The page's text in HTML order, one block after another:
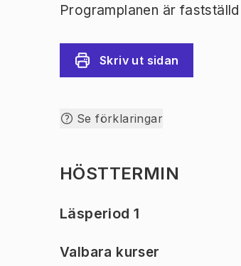
Programplanen är
Skriv ut sidan
Se förklaringar
HÖSTTERMIN
Läsperiod 1
Valbara kurser